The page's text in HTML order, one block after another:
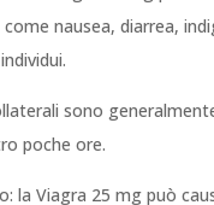
nausea, diarrea,
sono
poche ore.
la Viagra 25 mg può